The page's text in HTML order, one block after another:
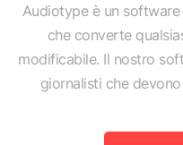
Audiotype è un
che converte
modificabile. Il nostro
giornalisti che